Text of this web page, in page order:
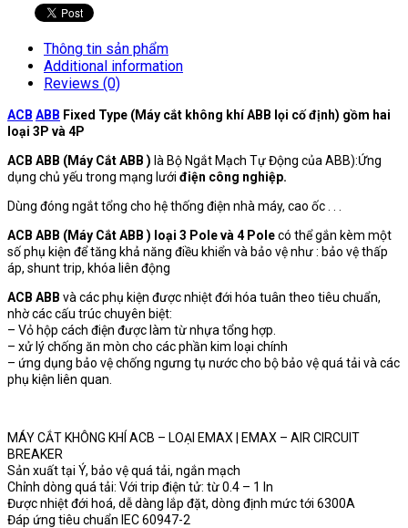
Thông tin sản phẩm
Additional information
Reviews (0)
ACB ABB Fixed Type (Máy cắt không khí ABB lọi cố định) gồm hai
loại 3P và 4P
ACB ABB (Máy Cắt ABB ) là Bộ Ngắt Mạch Tự Động của ABB):Ứng
dụng chủ yếu trong mạng lưới điện công nghiệp.
Dùng đóng ngắt tổng cho hệ thống điện nhà máy, cao ốc . . .
ACB ABB (Máy Cắt ABB ) loại 3 Pole và 4 Polecó thể gắn kèm một
số phụ kiện để tăng khả năng điều khiển và bảo vệ như : bảo vệ thấp
áp, shunt trip, khóa liên động
ACB ABB và các phụ kiện được nhiệt đới hóa tuân theo tiêu chuẩn,
nhờ các cấu trúc chuyên biệt:
– Vỏ hộp cách điện được làm từ nhựa tổng hợp.
– xử lý chống ăn mòn cho các phần kim loại chính
– ứng dụng bảo vệ chống ngưng tụ nước cho bộ bảo vệ quá tải và các
phụ kiện liên quan.
MÁY CẮT KHÔNG KHÍ ACB – LOẠI EMAX |
EMAX – AIR CIRCUIT
BREAKER
Sản xuất tại Ý, bảo vệ quá tải, ngắn mạch
Chỉnh dòng quá tải: Với trip điện tử: từ 0.4 – 1 In
Được nhiệt đới hoá, dễ dàng lắp đặt, dòng định mức tới 6300A
Đáp ứng tiêu chuẩn IEC 60947-2